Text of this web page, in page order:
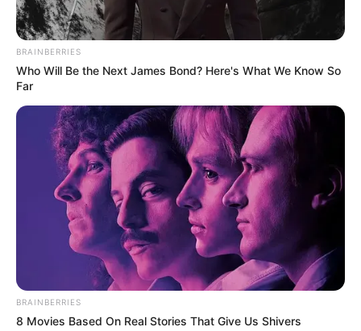
© Shutterstock
Um fã relatou um encontro em que dois meninos reconheceram o
astro dos filmes de ação enquanto ele jantava com sua então
esposa Demi Moore. Empolgados, os garotos começaram a
apontar para ele e sorrir. Bruce Willis se levantou e gritou com as
crianças por atrapalharem sua refeição. Os meninos teriam cerca
BRAINBERRIES
Who Will Be the Next James Bond? Here's What We Know So
Far
BRAINBERRIES
8 Movies Based On Real Stories That Give Us Shivers